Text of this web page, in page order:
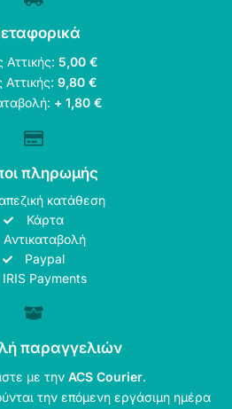
Αττικής: 5,00 €
Αττικής:9,80 €
+ 1,80 €
πληρωμής
κατάθεση
Κάρτα
Αντικαταβολή
Paypal
IRIS Payments
παραγγελιών
με τηνACS Courier.
την επόμενη εργάσιμη ημέρα